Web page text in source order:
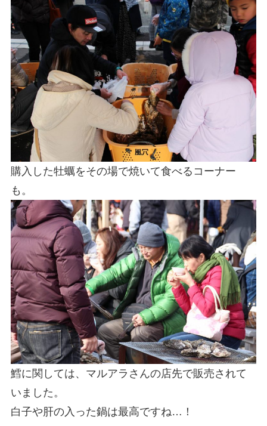
購入した牡蠣をその場で焼いて食べるコーナー
も。
鱈に関しては、マルアラさんの店先で販売されて
いました。
白子や肝の入った鍋は最高ですね…！